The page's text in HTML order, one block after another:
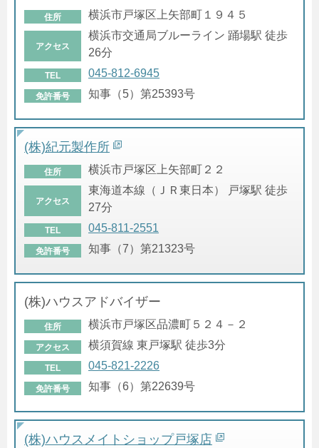
住所 横浜市戸塚区上矢部町１９４５
アクセス
横浜市交通局ブルーライン 踊場駅 徒歩
26分
TEL 045-812-6945
免許番号 知事（5）第25393号
(株)紀元製作所
住所 横浜市戸塚区上矢部町２２
アクセス
東海道本線（ＪＲ東日本） 戸塚駅 徒歩
27分
TEL 045-811-2551
免許番号 知事（7）第21323号
(株)ハウスアドバイザー
住所 横浜市戸塚区品濃町５２４－２
アクセス 横須賀線 東戸塚駅 徒歩3分
TEL 045-821-2226
免許番号 知事（6）第22639号
(株)ハウスメイトショップ戸塚店